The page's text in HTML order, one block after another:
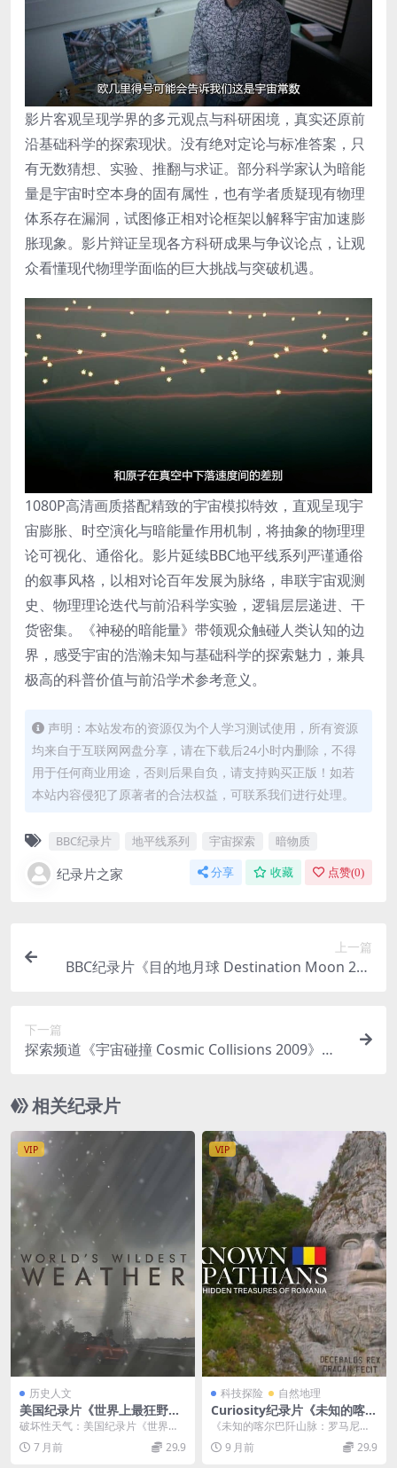
影片客观呈现学界的多元观点与科研困境，真实还原前
沿基础科学的探索现状。没有绝对定论与标准答案，只
有无数猜想、实验、推翻与求证。部分科学家认为暗能
量是宇宙时空本身的固有属性，也有学者质疑现有物理
体系存在漏洞，试图修正相对论框架以解释宇宙加速膨
胀现象。影片辩证呈现各方科研成果与争议论点，让观
众看懂现代物理学面临的巨大挑战与突破机遇。
1080P高清画质搭配精致的宇宙模拟特效，直观呈现宇
宙膨胀、时空演化与暗能量作用机制，将抽象的物理理
论可视化、通俗化。影片延续BBC地平线系列严谨通俗
的叙事风格，以相对论百年发展为脉络，串联宇宙观测
史、物理理论迭代与前沿科学实验，逻辑层层递进、干
货密集。《神秘的暗能量》带领观众触碰人类认知的边
界，感受宇宙的浩瀚未知与基础科学的探索魅力，兼具
极高的科普价值与前沿学术参考意义。
声明：本站发布的资源仅为个人学习测试使用，所有资源
均来自于互联网网盘分享，请在下载后24小时内删除，不得
用于任何商业用途，否则后果自负，请支持购买正版！如若
本站内容侵犯了原著者的合法权益，可联系我们进行处理。
BBC纪录片 地平线系列 宇宙探索 暗物质
纪录片之家 分享 收藏 点赞(0)
上一篇
BBC纪录片《目的地月球 Destination Moon 202
下一篇
探索频道《宇宙碰撞 Cosmic Collisions 2009》全3
宇宙大爆炸
相关纪录片
VIP
历史人文
美国纪录片《世界上最狂野的
天气 World’s Wildest Weat
her 2018》全6集 英语中英双
字 无水印纯净版 1080P/MK
破坏性天气：美国纪录片《世界上
最狂野的天气World’s Wilde...
7 月前 29.9
VIP
科技探险 自然地理
Curiosity纪录片《未知的喀尔
巴阡山脉：罗马尼亚隐藏的宝
藏 Unknown Carpathians:H
idden Treasures of Romani
《未知的喀尔巴阡山脉：罗马尼亚
隐藏的宝藏 Unknown Carpathian
s... 9 月前 29.9